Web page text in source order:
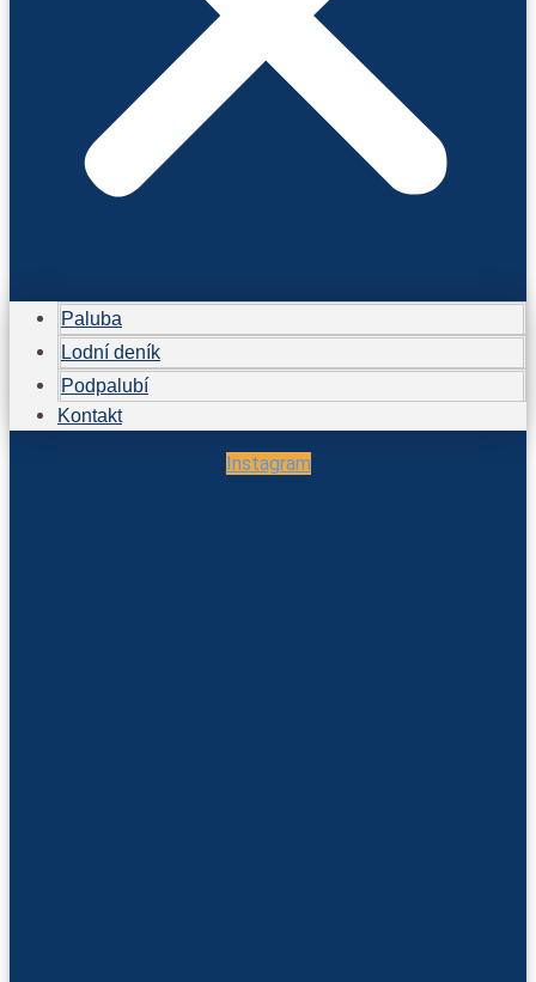
Paluba
Lodní deník
Podpalubí
Kontakt
Instagram